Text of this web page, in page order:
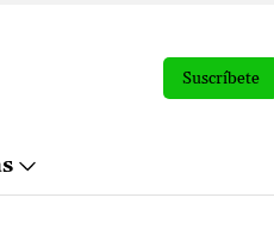
Suscríbete